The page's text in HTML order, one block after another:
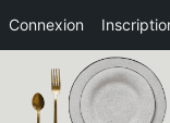
Connexion